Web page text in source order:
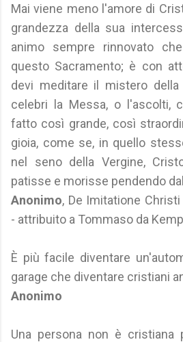
Mai viene meno l'amore di
grandezza della sua
animo sempre rinnovato
questo Sacramento; è con
devi meditare il mistero della
celebri la Messa, o l'ascolti,
fatto così grande, così
gioia, come se, in quello
nel seno della Vergine,
patisse e morisse pendendo
Anonimo, De Imitatione
- attribuito a Tommaso da
È più facile diventare
garage che diventare cristiani
Anonimo
Una persona non è cristiana